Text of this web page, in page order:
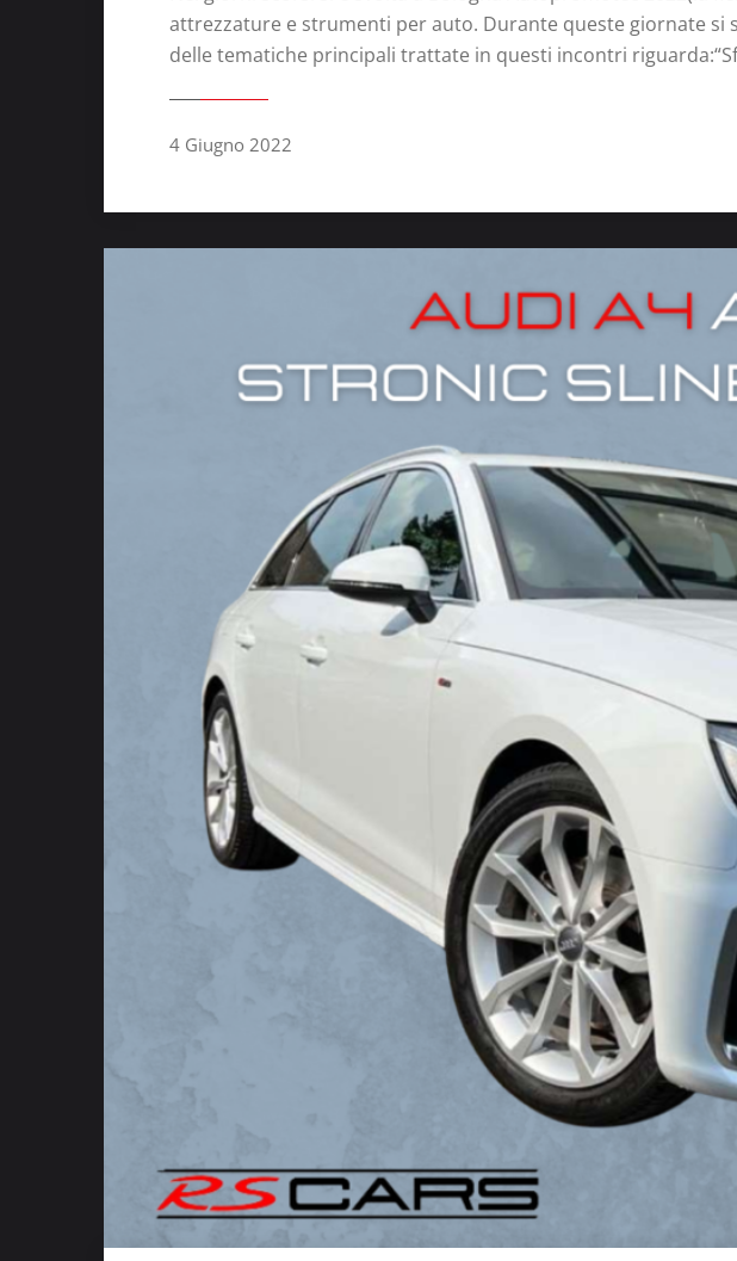
attrezzature e strumenti per auto. Durante queste giornate si
delle tematiche principali trattate in questi incontri
4 Giugno 2022